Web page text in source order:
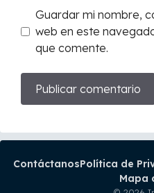
Guardar mi nombre,
web en este
que comente.
ContáctanosPolítica de
Mapa